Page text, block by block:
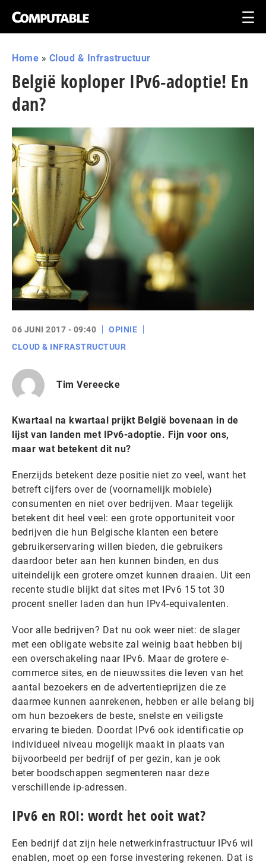
Home » Cloud & Infrastructuur
België koploper IPv6-adoptie! En
dan?
06 JUNI 2017 - 09:40
OPINIE
CLOUD & INFRASTRUCTUUR
Tim Vereecke
Kwartaal na kwartaal prijkt België bovenaan in de
lijst van landen met IPv6-adoptie. Fijn voor ons,
maar wat betekent dit nu?
Enerzijds betekent deze positie niet zo veel, want het
betreft cijfers over de (voornamelijk mobiele)
consumenten en niet over bedrijven. Maar tegelijk
betekent dit heel veel: een grote opportuniteit voor
bedrijven die hun Belgische klanten een betere
gebruikerservaring willen bieden, die gebruikers
daardoor beter aan hen kunnen binden, en dus
uiteindelijk een grotere omzet kunnen draaien. Uit een
recente studie blijkt dat sites met IPv6 15 tot 30
procent sneller laden dan hun IPv4-equivalenten.
Voor alle bedrijven? Dat nu ook weer niet: de slager
met een obligate website zal weinig baat hebben bij
een overschakeling naar IPv6. Maar de grotere e-
commerce sites, en de nieuwssites die leven van het
aantal bezoekers en de advertentieprijzen die ze
daarmee kunnen aanrekenen, hebben er alle belang bij
om hun bezoekers de beste, snelste en veiligste
ervaring te bieden. Doordat IPv6 ook identificatie op
individueel niveau mogelijk maakt in plaats van
bijvoorbeeld per bedrijf of per gezin, kan je ook
beter boodschappen segmenteren naar deze
verschillende ip-adressen.
IPv6 en ROI: wordt het ooit wat?
Een bedrijf dat zijn hele netwerkinfrastructuur IPv6 wil
enablen, moet op een forse investering rekenen. Dat is